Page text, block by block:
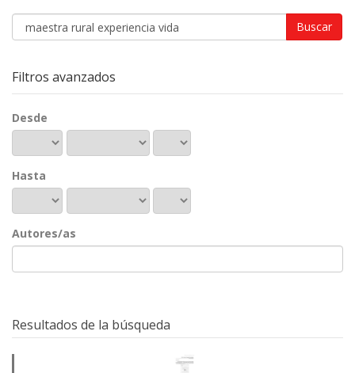
Buscar
artículos
Filtros avanzados
Desde
Hasta
Autores/as
Resultados de la búsqueda